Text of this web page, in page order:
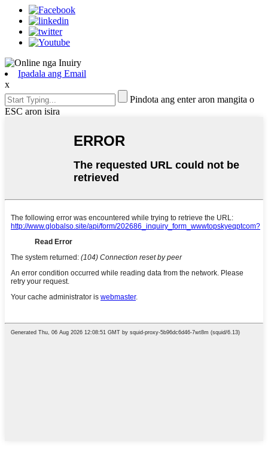
Ipadala ang Email
x
Pindota ang enter aron mangita o
ESC aron isira